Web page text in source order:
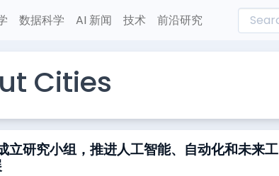
数据科学 AI 新闻 技术 前沿研究
Cities
立研究小组，推进人工智能、自动化和未来工